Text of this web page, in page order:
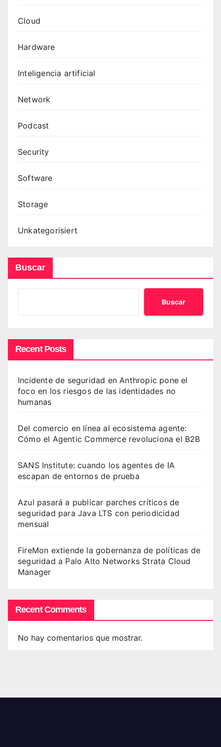
Cloud
Hardware
Inteligencia artificial
Network
Podcast
Security
Software
Storage
Unkategorisiert
Buscar
Buscar
Recent Posts
Incidente de seguridad en Anthropic pone el
foco en los riesgos de las identidades no
humanas
Del comercio en línea al ecosistema agente:
Cómo el Agentic Commerce revoluciona el B2B
SANS Institute: cuando los agentes de IA
escapan de entornos de prueba
Azul pasará a publicar parches críticos de
seguridad para Java LTS con periodicidad
mensual
FireMon extiende la gobernanza de políticas de
seguridad a Palo Alto Networks Strata Cloud
Manager
Recent Comments
No hay comentarios que mostrar.